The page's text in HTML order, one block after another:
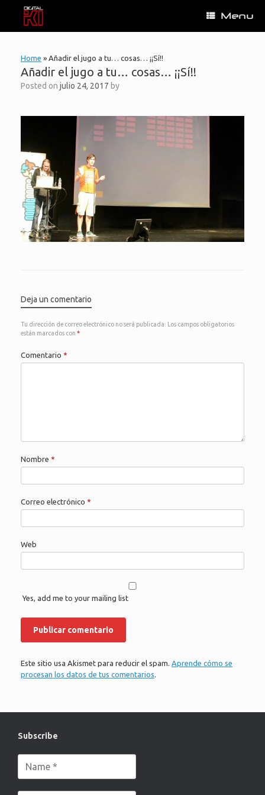
content
Menu
Home » Añadir el jugo a tu… cosas… ¡¡Sí!!
Añadir el jugo a tu… cosas… ¡¡Sí!!
Posted on julio 24, 2017 by
Deja un comentario
Tu dirección de correo electrónico no será publicada. Los campos obligatorios
están marcados con *
Comentario *
Nombre *
Correo electrónico *
Web
Yes, add me to your mailing list
Este sitio usa Akismet para reducir el spam. Aprende cómo se
procesan los datos de tus comentarios.
Subscribe